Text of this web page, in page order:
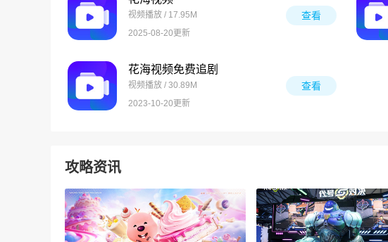
视频播放 / 17.95M
2025-08-20更新
查看
花海视频免费追剧
视频播放 / 30.89M
2023-10-20更新
查看
攻略资讯